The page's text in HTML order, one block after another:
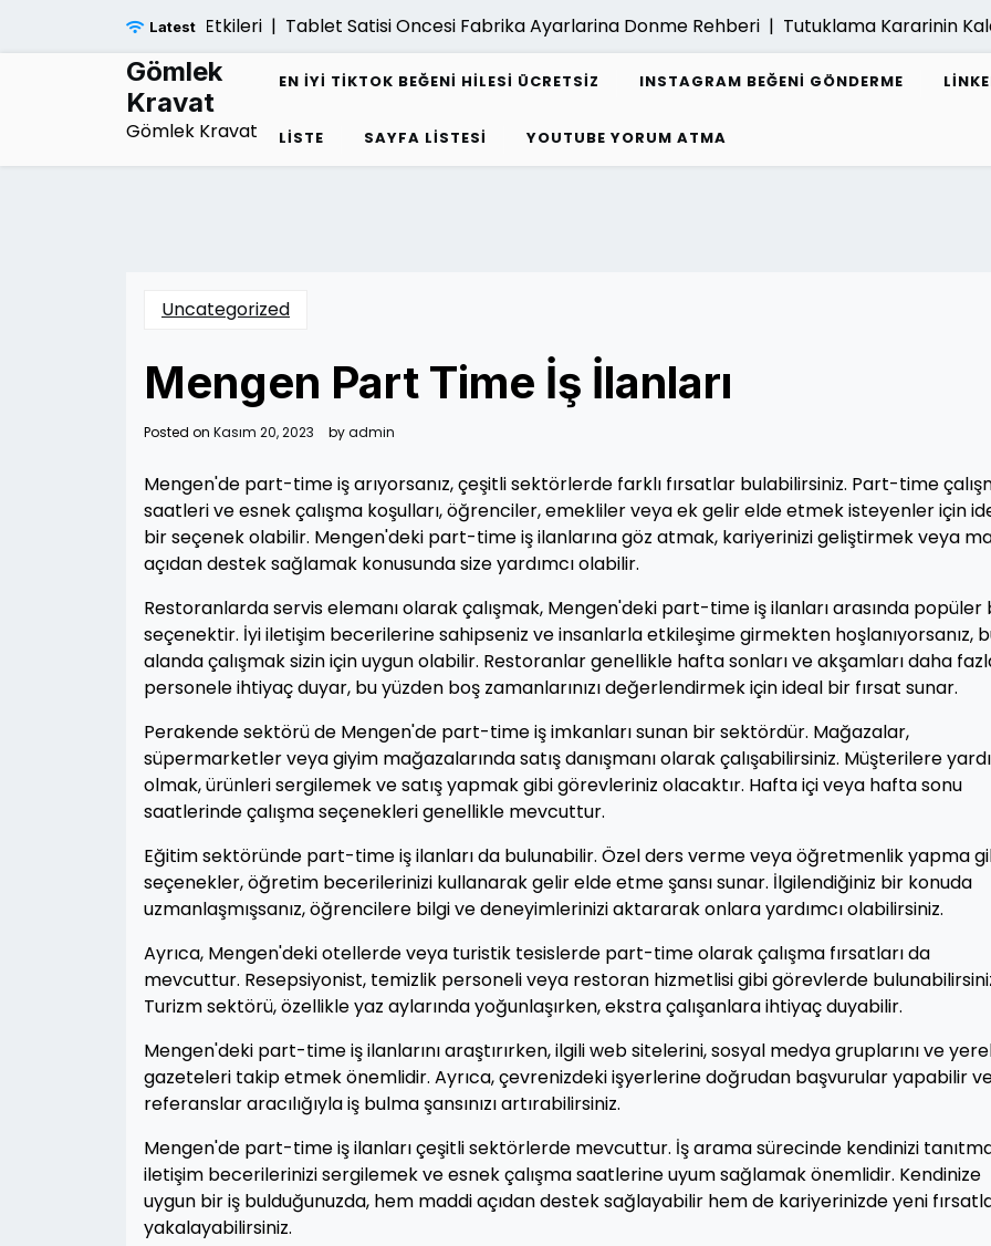
Latest
Cokuse Yol Acan Etkileri |Tablet Satisi Oncesi Fabrika Ayarlarina Donme Rehberi |Tutuklama Kararinin
Gömlek
Kravat
Gömlek Kravat
EN İYI TIKTOK BEĞENI HILESI ÜCRETSIZ INSTAGRAM BEĞENI GÖNDERME
LISTE SAYFA LISTESI YOUTUBE YORUM ATMA
Uncategorized
Mengen Part Time İş İlanları
Posted on Kasım 20, 2023 byadmin
Mengen'de part-time iş arıyorsanız, çeşitli sektörlerde farklı fırsatlar bulabilirsiniz. Part-time
saatleri ve esnek çalışma koşulları, öğrenciler, emekliler veya ek gelir elde etmek isteyenler için
bir seçenek olabilir. Mengen'deki part-time iş ilanlarına göz atmak, kariyerinizi geliştirmek veya
açıdan destek sağlamak konusunda size yardımcı olabilir.
Restoranlarda servis elemanı olarak çalışmak, Mengen'deki part-time iş ilanları arasında popüler
seçenektir. İyi iletişim becerilerine sahipseniz ve insanlarla etkileşime girmekten hoşlanıyorsanız,
alanda çalışmak sizin için uygun olabilir. Restoranlar genellikle hafta sonları ve akşamları daha
personele ihtiyaç duyar, bu yüzden boş zamanlarınızı değerlendirmek için ideal bir fırsat sunar.
Perakende sektörü de Mengen'de part-time iş imkanları sunan bir sektördür. Mağazalar,
süpermarketler veya giyim mağazalarında satış danışmanı olarak çalışabilirsiniz. Müşterilere
olmak, ürünleri sergilemek ve satış yapmak gibi görevleriniz olacaktır. Hafta içi veya hafta sonu
saatlerinde çalışma seçenekleri genellikle mevcuttur.
Eğitim sektöründe part-time iş ilanları da bulunabilir. Özel ders verme veya öğretmenlik yapma
seçenekler, öğretim becerilerinizi kullanarak gelir elde etme şansı sunar. İlgilendiğiniz bir konuda
uzmanlaşmışsanız, öğrencilere bilgi ve deneyimlerinizi aktararak onlara yardımcı olabilirsiniz.
Ayrıca, Mengen'deki otellerde veya turistik tesislerde part-time olarak çalışma fırsatları da
mevcuttur. Resepsiyonist, temizlik personeli veya restoran hizmetlisi gibi görevlerde
Turizm sektörü, özellikle yaz aylarında yoğunlaşırken, ekstra çalışanlara ihtiyaç duyabilir.
Mengen'deki part-time iş ilanlarını araştırırken, ilgili web sitelerini, sosyal medya gruplarını ve
gazeteleri takip etmek önemlidir. Ayrıca, çevrenizdeki işyerlerine doğrudan başvurular yapabilir
referanslar aracılığıyla iş bulma şansınızı artırabilirsiniz.
Mengen'de part-time iş ilanları çeşitli sektörlerde mevcuttur. İş arama sürecinde kendinizi
iletişim becerilerinizi sergilemek ve esnek çalışma saatlerine uyum sağlamak önemlidir. Kendinize
uygun bir iş bulduğunuzda, hem maddi açıdan destek sağlayabilir hem de kariyerinizde yeni
yakalayabilirsiniz.